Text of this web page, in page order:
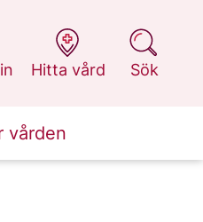
Hitta vård
på 1177.se
Sök
på 1177.se
vården